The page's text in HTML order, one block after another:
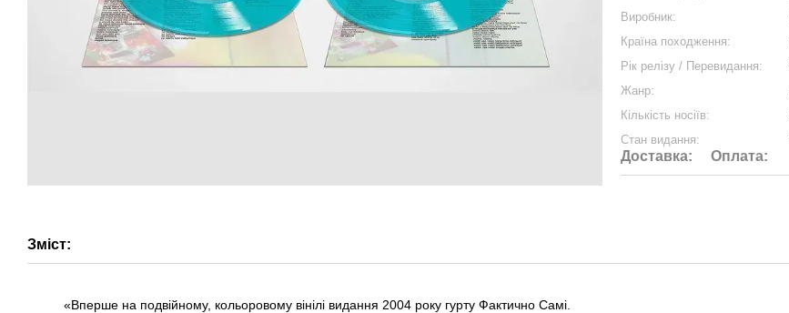
Виробник:
Країна походження:
Рік релізу / Перевидання:
Жанр:
Кількість носіїв:
Стан видання:
Доставка: Оплата:
Зміст:
«Вперше на подвійному, кольоровому вінілі видання 2004 року гурту Фактично Самі.